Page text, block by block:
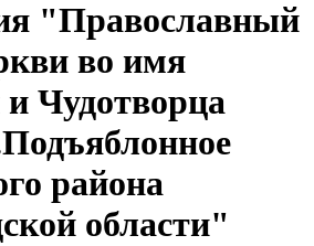
"Православный
во имя
Чудотворца
района
области"